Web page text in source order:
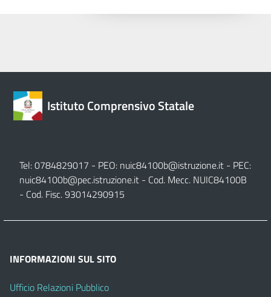
Istituto Comprensivo Statale
Tel: 0784829017 - PEO: nuic84100b@istruzione.it - PEC:
nuic84100b@pec.istruzione.it - Cod. Mecc. NUIC84100B
- Cod. Fisc. 93014290915
INFORMAZIONI SUL SITO
Ufficio Relazioni Pubblico